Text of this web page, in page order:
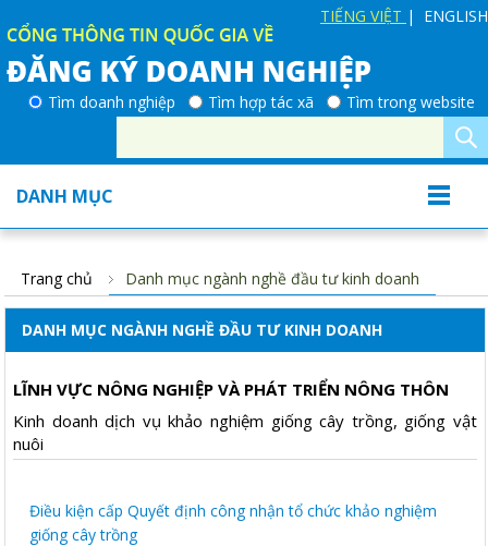
TIẾNG VIỆT | ENGLISH
Tìm doanh nghiệp Tìm hợp tác xã Tìm trong website
DANH MỤC
Trang chủ Danh mục ngành nghề đầu tư kinh doanh
DANH MỤC NGÀNH NGHỀ ĐẦU TƯ KINH DOANH
LĨNH VỰC NÔNG NGHIỆP VÀ PHÁT TRIỂN NÔNG THÔN
Kinh doanh dịch vụ khảo nghiệm giống cây trồng, giống vật
nuôi
Điều kiện cấp Quyết định công nhận tổ chức khảo nghiệm
giống cây trồng